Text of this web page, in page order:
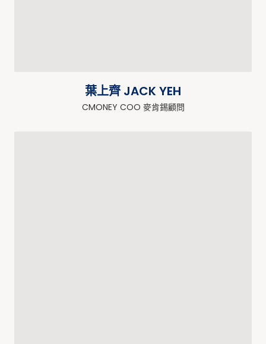
葉上齊 JACK YEH
CMONEY COO 麥肯錫顧問